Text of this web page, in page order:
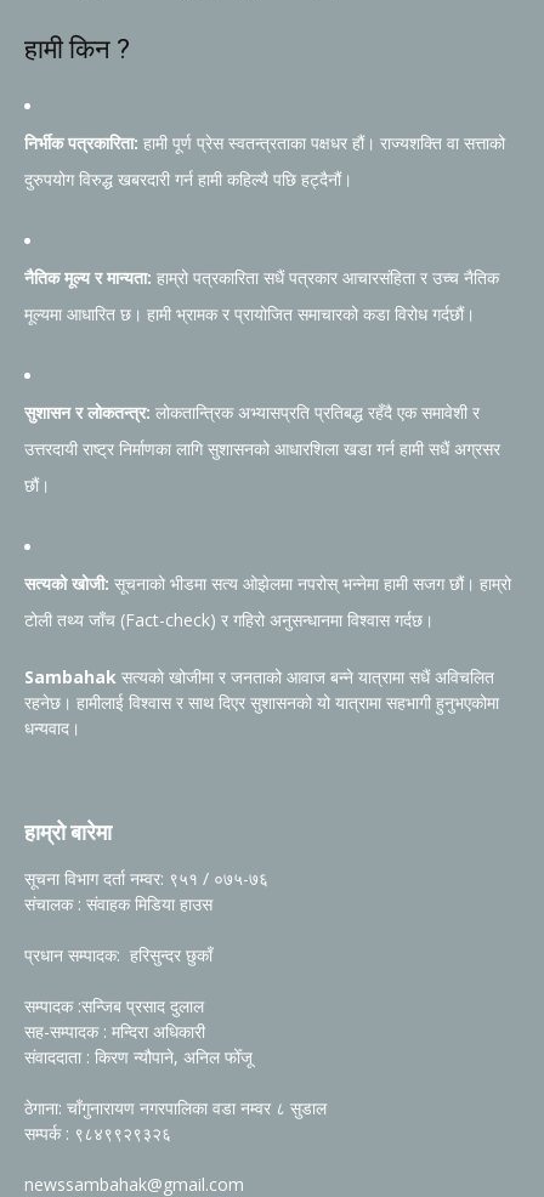
हामी किन ?
निर्भीक पत्रकारिता: हामी पूर्ण प्रेस स्वतन्त्रताका पक्षधर हौं। राज्यशक्ति वा सत्ताको
दुरुपयोग विरुद्ध खबरदारी गर्न हामी कहिल्यै पछि हट्दैनौं।
नैतिक मूल्य र मान्यता: हाम्रो पत्रकारिता सधैं पत्रकार आचारसंहिता र उच्च नैतिक
मूल्यमा आधारित छ। हामी भ्रामक र प्रायोजित समाचारको कडा विरोध गर्दछौं।
सुशासन र लोकतन्त्र: लोकतान्त्रिक अभ्यासप्रति प्रतिबद्ध रहँदै एक समावेशी र
उत्तरदायी राष्ट्र निर्माणका लागि सुशासनको आधारशिला खडा गर्न हामी सधैं अग्रसर
छौं।
सत्यको खोजी: सूचनाको भीडमा सत्य ओझेलमा नपरोस् भन्नेमा हामी सजग छौं। हाम्रो
टोली तथ्य जाँच (Fact-check) र गहिरो अनुसन्धानमा विश्वास गर्दछ।
Sambahak सत्यको खोजीमा र जनताको आवाज बन्ने यात्रामा सधैं अविचलित
रहनेछ। हामीलाई विश्वास र साथ दिएर सुशासनको यो यात्रामा सहभागी हुनुभएकोमा
धन्यवाद।
हाम्रो बारेमा
सूचना विभाग दर्ता नम्वर: ९५१ / ०७५-७६
संचालक : संवाहक मिडिया हाउस
प्रधान सम्पादक: हरिसुन्दर छुकाँ
सम्पादक :सन्जिब प्रसाद दुलाल
सह-सम्पादक : मन्दिरा अधिकारी
संवाददाता : किरण न्यौपाने, अनिल फोँजू
ठेगाना: चाँगुनारायण नगरपालिका वडा नम्वर ८ सुडाल
सम्पर्क : ९८४९९२९३२६
newssambahak@gmail.com